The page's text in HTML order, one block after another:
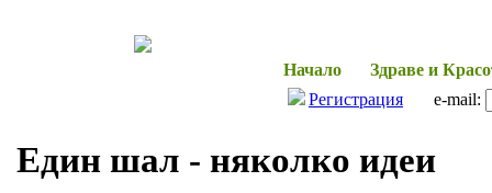
Начало
Здраве и
Регистрация
e-mail:
Един шал - няколко идеи